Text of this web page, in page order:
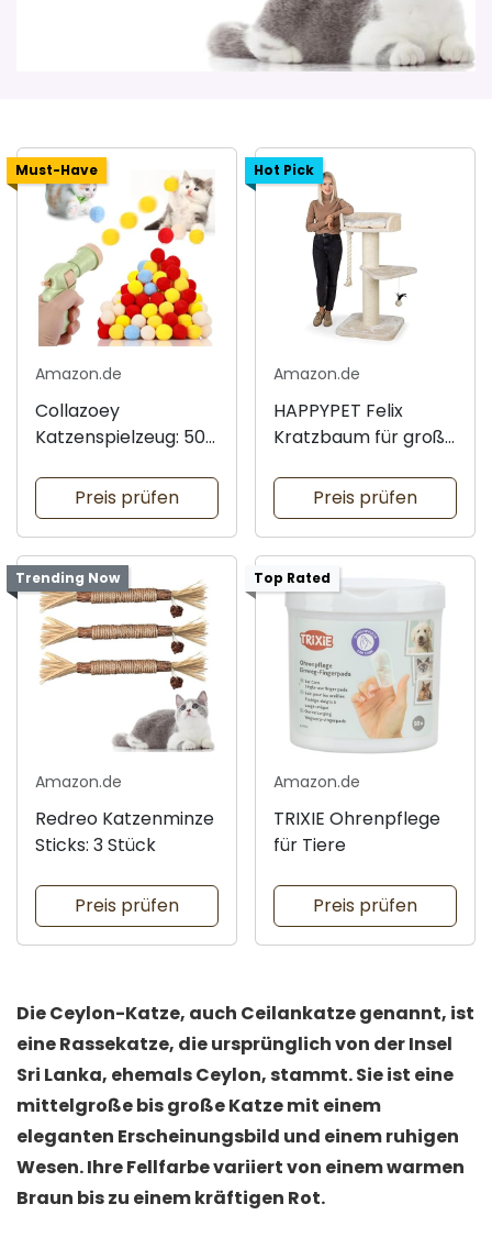
Must-Have
Amazon.de
Collazoey
Katzenspielzeug: 50
Preis prüfen
Hot Pick
Amazon.de
HAPPYPET Felix
Kratzbaum für große
Preis prüfen
Trending Now
Amazon.de
Redreo Katzenminze
Sticks: 3 Stück
Preis prüfen
Top Rated
Amazon.de
TRIXIE Ohrenpflege
für Tiere
Preis prüfen
Die Ceylon-Katze, auch Ceilankatze genannt, ist
eine Rassekatze, die ursprünglich von der Insel
Sri Lanka, ehemals Ceylon, stammt. Sie ist eine
mittelgroße bis große Katze mit einem
eleganten Erscheinungsbild und einem ruhigen
Wesen. Ihre Fellfarbe variiert von einem warmen
Braun bis zu einem kräftigen Rot.